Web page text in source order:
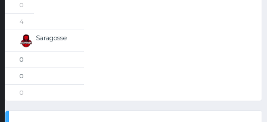
0
4
Saragosse
0
0
0